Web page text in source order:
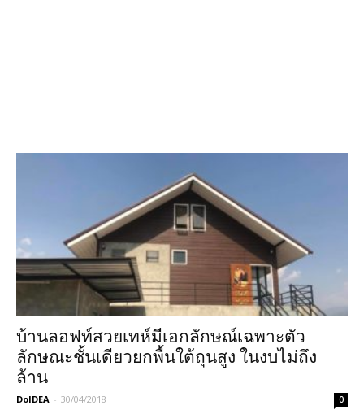
บ้านลอฟท์สวยเทห์มีเอกลักษณ์เฉพาะตัว
ลักษณะชั้นเดียวยกพื้นใต้ถุนสูง ในงบไม่ถึง
ล้าน
DoIDEA - 30/04/2018 0